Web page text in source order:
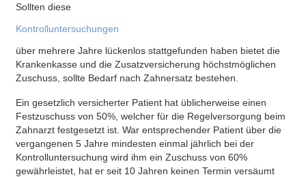
Sollten diese
Kontrolluntersuchungen
über mehrere Jahre lückenlos stattgefunden haben bietet die
Krankenkasse und die Zusatzversicherung höchstmöglichen
Zuschuss, sollte Bedarf nach Zahnersatz bestehen.
Ein gesetzlich versicherter Patient hat üblicherweise einen
Festzuschuss von 50%, welcher für die Regelversorgung beim
Zahnarzt festgesetzt ist. War entsprechender Patient über die
vergangenen 5 Jahre mindesten einmal jährlich bei der
Kontrolluntersuchung wird ihm ein Zuschuss von 60%
gewährleistet, hat er seit 10 Jahren keinen Termin versäumt